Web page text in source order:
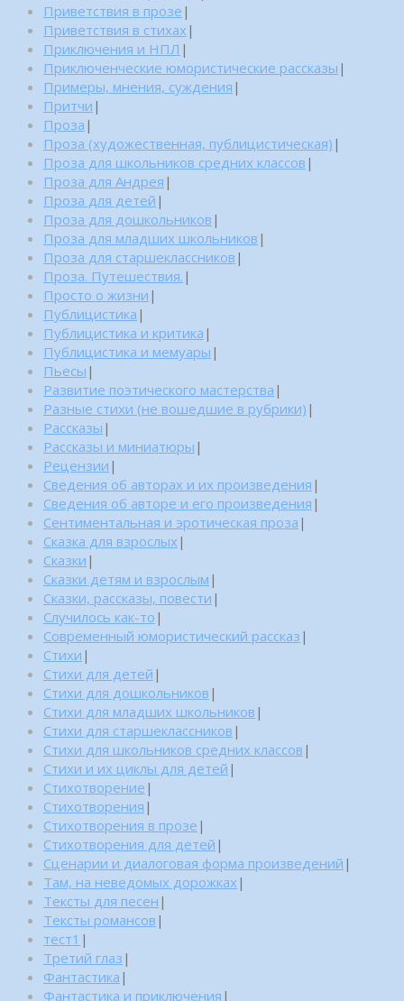
Приветствия в прозе |
Приветствия в стихах |
Приключения и НПЛ |
Приключенческие юмористические рассказы |
Примеры, мнения, суждения |
Притчи |
Проза |
Проза (художественная, публицистическая) |
Проза для школьников средних классов |
Проза для Андрея |
Проза для детей |
Проза для дошкольников |
Проза для младших школьников |
Проза для старшеклассников |
Проза. Путешествия. |
Просто о жизни |
Публицистика |
Публицистика и критика |
Публицистика и мемуары |
Пьесы |
Развитие поэтического мастерства |
Разные стихи (не вошедшие в рубрики) |
Рассказы |
Рассказы и миниатюры |
Рецензии |
Сведения об авторах и их произведения |
Сведения об авторе и его произведения |
Сентиментальная и эротическая проза |
Сказка для взрослых |
Сказки |
Сказки детям и взрослым |
Сказки, рассказы, повести |
Случилось как-то |
Современный юмористический рассказ |
Стихи |
Стихи для детей |
Стихи для дошкольников |
Стихи для младших школьников |
Стихи для старшеклассников |
Стихи для школьников средних классов |
Стихи и их циклы для детей |
Стихотворение |
Стихотворения |
Стихотворения в прозе |
Стихотворения для детей |
Сценарии и диалоговая форма произведений |
Там, на неведомых дорожках |
Тексты для песен |
Тексты романсов |
тест1 |
Третий глаз |
Фантастика |
Фантастика и приключения |